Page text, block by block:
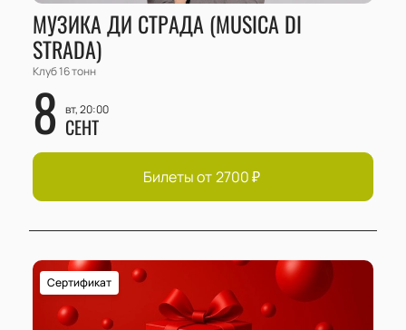
МУЗИКА ДИ СТРАДА (MUSICA DI
STRADA)
Клуб 16 тонн
8 вт, 20:00
СЕНТ
Билеты от 2700₽
Сертификат